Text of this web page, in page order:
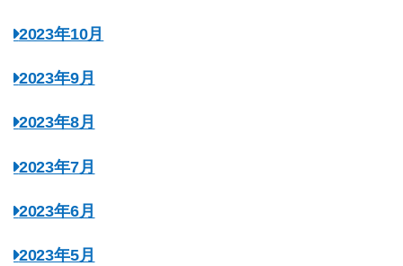
2023年10月
2023年9月
2023年8月
2023年7月
2023年6月
2023年5月